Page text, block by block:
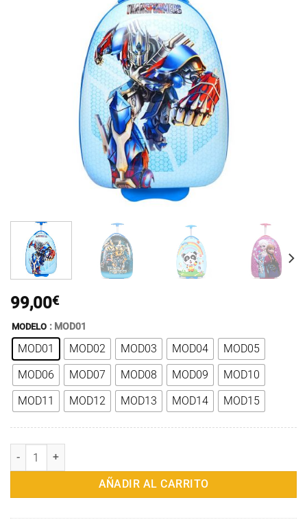
99,00€
MODELO : MOD01
MOD01 MOD02 MOD03 MOD04
MOD05
MOD06
MOD07 MOD08 MOD09
MOD10
MOD11
MOD12 MOD13 MOD14 MOD15
Disney-Carrito de viaje con ruedas para niños, Maleta de viaje de
AÑADIR AL CARRITO